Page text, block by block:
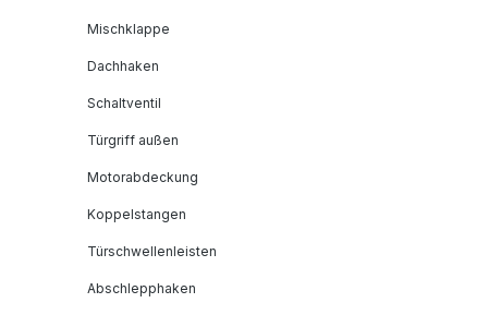
Mischklappe
Dachhaken
Schaltventil
Türgriff außen
Motorabdeckung
Koppelstangen
Türschwellenleisten
Abschlepphaken